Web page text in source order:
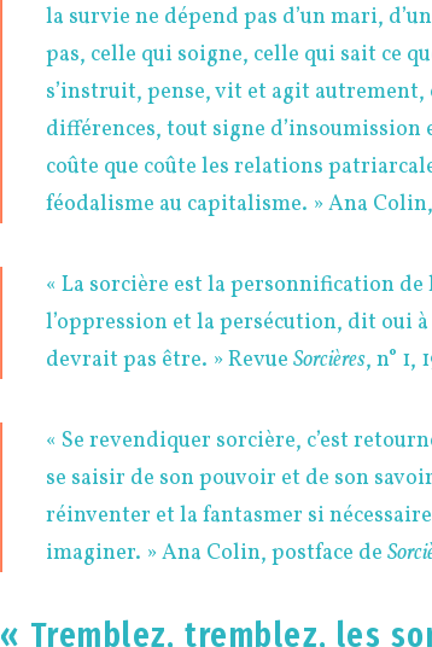
la survie ne dépend pas d’un mari,
pas, celle qui soigne, celle qui sait ce
s’instruit, pense, vit et agit
différences, tout signe
coûte que coûte les relations
féodalisme au capitalisme. » Ana
« La sorcière est la personnification
l’oppression et la persécution, dit oui
devrait pas être. » Revue Sorcières, n° 1,
« Se revendiquer sorcière, c’est
se saisir de son pouvoir et de son
réinventer et la fantasmer si
imaginer. » Ana Colin, postface de
« Tremblez, tremblez, les